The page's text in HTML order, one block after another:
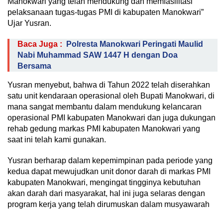
pelaksanaan tugas-tugas PMI di kabupaten Manokwari”
Ujar Yusran.
Baca Juga :
Polresta Manokwari Peringati Maulid
Nabi Muhammad SAW 1447 H dengan Doa
Bersama
Yusran menyebut, bahwa di Tahun 2022 telah diserahkan
satu unit kendaraan operasional oleh Bupati Manokwari, di
mana sangat membantu dalam mendukung kelancaran
operasional PMI kabupaten Manokwari dan juga dukungan
rehab gedung markas PMI kabupaten Manokwari yang
saat ini telah kami gunakan.
Yusran berharap dalam kepemimpinan pada periode yang
kedua dapat mewujudkan unit donor darah di markas PMI
kabupaten Manokwari, mengingat tingginya kebutuhan
akan darah dari masyarakat, hal ini juga selaras dengan
program kerja yang telah dirumuskan dalam musyawarah